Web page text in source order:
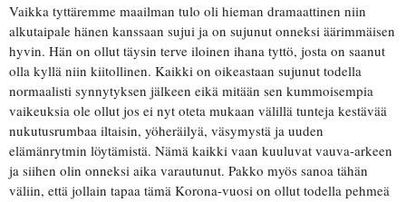
Vaikka tyttäremme maailman tulo oli hieman dramaattinen niin
alkutaipale hänen kanssaan sujui ja on sujunut onneksi äärimmäisen
hyvin. Hän on ollut täysin terve iloinen ihana tyttö, josta on saanut
olla kyllä niin kiitollinen. Kaikki on oikeastaan sujunut todella
normaalisti synnytyksen jälkeen eikä mitään sen kummoisempia
vaikeuksia ole ollut jos ei nyt oteta mukaan välillä tunteja kestävää
nukutusrumbaa iltaisin, yöheräilyä, väsymystä ja uuden
elämänrytmin löytämistä. Nämä kaikki vaan kuuluvat vauva-arkeen
ja siihen olin onneksi aika varautunut. Pakko myös sanoa tähän
väliin, että jollain tapaa tämä Korona-vuosi on ollut todella pehmeä